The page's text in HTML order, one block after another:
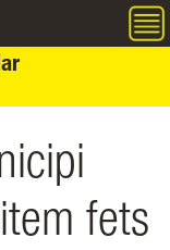
fets